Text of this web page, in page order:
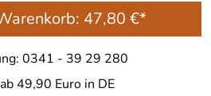
47,80 €*
0341 - 39 29 280
49,90 Euro in DE